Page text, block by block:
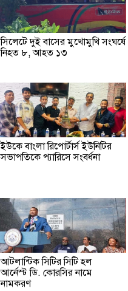
সিলেটে দুই বাসের মুখোমুখি সংঘর্ষে
নিহত ৮, আহত ১৩
ইউকে বাংলা রিপোর্টার্স ইউনিটির
সভাপতিকে প্যারিসে সংবর্ধনা
আটলান্টিক সিটির সিটি হল
আর্নেস্ট ডি. কোরসির নামে
নামকরণ